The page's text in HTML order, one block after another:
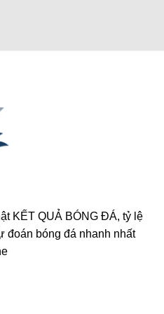
trang web còn cung
khác. Những tính năng
nên bỏ qua. Chúng
KẾT QUẢ BÓNG ĐÁ, tỷ lệ
đoán bóng đá nhanh nhất